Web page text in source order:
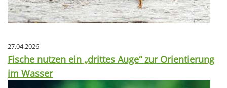
27.04.2026
Fische nutzen ein „drittes Auge“ zur Orientierung
im Wasser